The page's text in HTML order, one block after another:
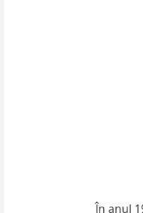
În